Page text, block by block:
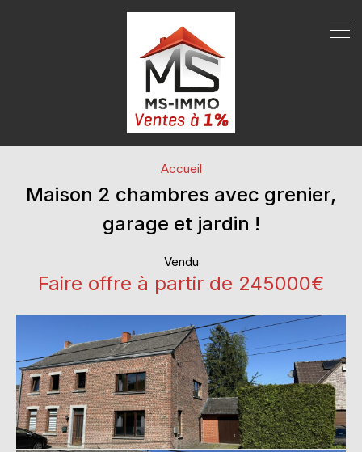
Accueil
Maison 2 chambres avec grenier,
garage et jardin !
Vendu
Faire offre à partir de 245000€